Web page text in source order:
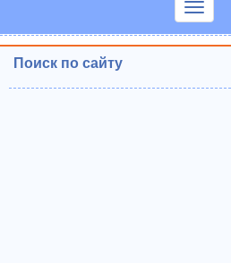
Показать
Поиск по сайту